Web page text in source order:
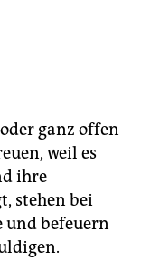
ganz offen
weil es
ihre
stehen bei
und befeuern